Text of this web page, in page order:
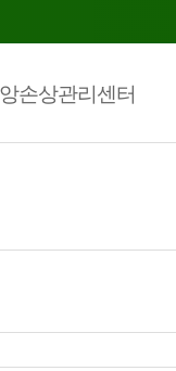
손상관리센터